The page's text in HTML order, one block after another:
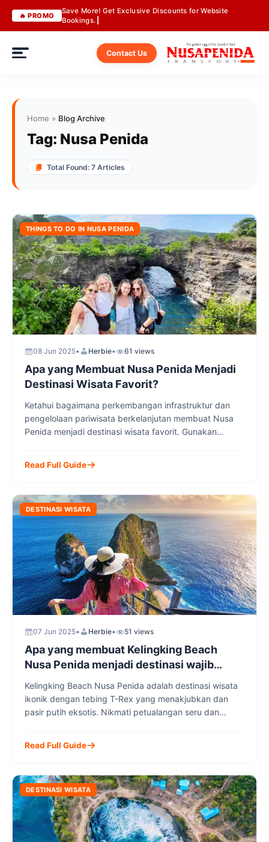
🔥 PROMO
Save More! Get Exclusive Discounts for Website
Bookings.
Contact Us
Home » Blog Archive
Tag: Nusa Penida
Total Found: 7 Articles
THINGS TO DO IN NUSA PENIDA
08 Jun 2025• Herbie• 61 views
Apa yang Membuat Nusa Penida Menjadi
Destinasi Wisata Favorit?
Ketahui bagaimana perkembangan infrastruktur dan
pengelolaan pariwisata berkelanjutan membuat Nusa
Penida menjadi destinasi wisata favorit. Gunakan
Read Full Guide
DESTINASI WISATA
07 Jun 2025• Herbie• 51 views
Apa yang membuat Kelingking Beach
Nusa Penida menjadi destinasi wajib
dikunjungi di Indonesia
Kelingking Beach Nusa Penida adalah destinasi wisata
ikonik dengan tebing T-Rex yang menakjubkan dan
pasir putih eksotis. Nikmati petualangan seru dan
aman dan nyaman.
Read Full Guide
DESTINASI WISATA